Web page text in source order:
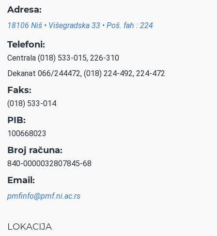
Adresa:
18106 Niš • Višegradska 33 • Poš. fah : 224
Telefoni:
Centrala (018) 533-015, 226-310
Dekanat 066/244472, (018) 224-492, 224-472
Faks:
(018) 533-014
PIB:
100668023
Broj računa:
840-0000032807845-68
Email:
pmfinfo@pmf.ni.ac.rs
LOKACIJA